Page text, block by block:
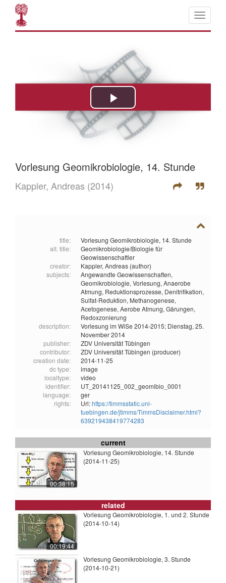
Vorlesung Geomikrobiologie, 14. Stunde
Kappler, Andreas (2014)
title:
Vorlesung Geomikrobiologie, 14. Stunde
alt. title:
Geomikrobiologie/Biologie für
Geowissenschaftler
creator:
Kappler, Andreas (author)
subjects:
Angewandte Geowissenschaften,
Geomikrobiologie, Vorlesung, Anaerobe
Atmung, Reduktionsprozesse, Denitrifikation,
Sulfat-Reduktion, Methanogenese,
Acetogenese, Aerobe Atmung, Gärungen,
Redoxzonierung
description:
Vorlesung im WiSe 2014-2015; Dienstag, 25.
November 2014
publisher:
ZDV Universität Tübingen
contributor:
ZDV Universität Tübingen (producer)
creation date:
2014-11-25
dc type:
image
localtype:
video
identifier:
UT_20141125_002_geomibio_0001
language:
ger
rights:
Url:https://timmsstatic.uni-
tuebingen.de/jtimms/TimmsDisclaimer.html?
639219438419774283
current
00:38:15
Vorlesung Geomikrobiologie, 14. Stunde
(2014-11-25)
related
00:19:44
Vorlesung Geomikrobiologie, 1. und 2. Stunde
(2014-10-14)
Vorlesung Geomikrobiologie, 3. Stunde
(2014-10-21)